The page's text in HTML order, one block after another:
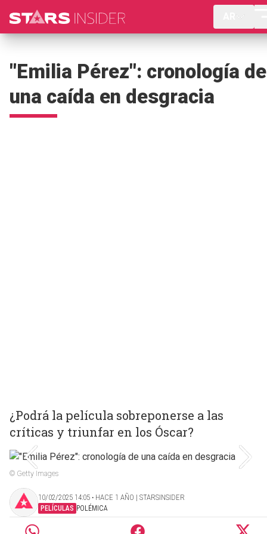
"Emilia Pérez": cronología de
una caída en desgracia
¿Podrá la película sobreponerse a las
críticas y triunfar en los Óscar?
© Getty Images
10/02/2025 14:05 ‧ HACE 1 AÑO | STARSINSIDER
PELÍCULAS POLÉMICA